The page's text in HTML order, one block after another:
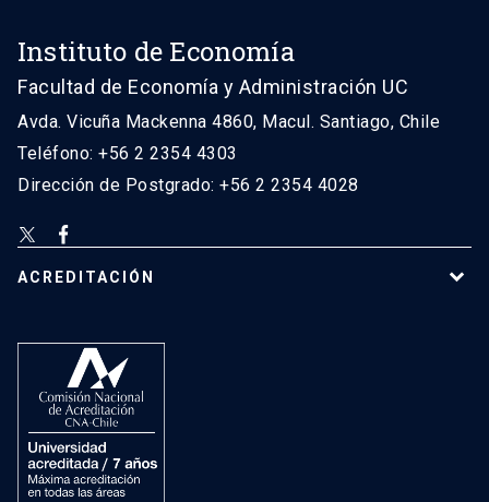
Instituto de Economía
Facultad de Economía y Administración UC
Avda. Vicuña Mackenna 4860, Macul. Santiago, Chile
Teléfono: +56 2 2354 4303
Dirección de Postgrado: +56 2 2354 4028
ACREDITACIÓN